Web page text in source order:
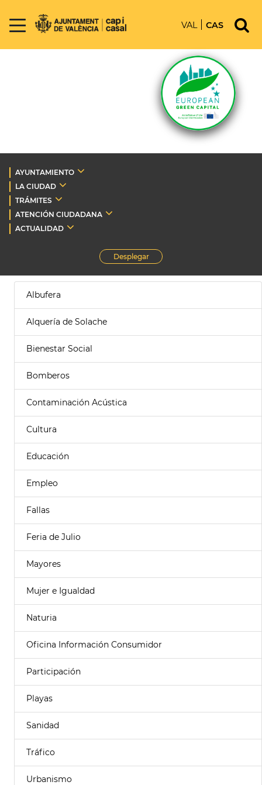
VAL CAS
AYUNTAMIENTO
LA CIUDAD
TRÁMITES
ATENCIÓN CIUDADANA
ACTUALIDAD
Desplegar
Albufera
Alquería de Solache
Bienestar Social
Bomberos
Contaminación Acústica
Cultura
Educación
Empleo
Fallas
Feria de Julio
Mayores
Mujer e Igualdad
Naturia
Oficina Información Consumidor
Participación
Playas
Sanidad
Tráfico
Urbanismo